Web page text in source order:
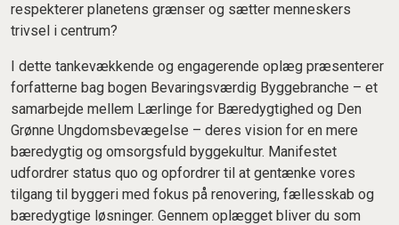
respekterer planetens grænser og sætter menneskers
trivsel i centrum?
I dette tankevækkende og engagerende oplæg præsenterer
forfatterne bag bogen Bevaringsværdig Byggebranche – et
samarbejde mellem Lærlinge for Bæredygtighed og Den
Grønne Ungdomsbevægelse – deres vision for en mere
bæredygtig og omsorgsfuld byggekultur. Manifestet
udfordrer status quo og opfordrer til at gentænke vores
tilgang til byggeri med fokus på renovering, fællesskab og
bæredygtige løsninger. Gennem oplægget bliver du som